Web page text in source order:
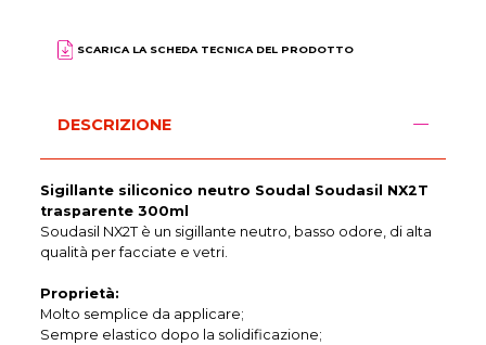
SCARICA LA SCHEDA TECNICA DEL PRODOTTO
DESCRIZIONE
Sigillante siliconico neutro Soudal Soudasil NX2T
trasparente 300ml
Soudasil NX2T è un sigillante neutro, basso odore, di alta
qualità per facciate e vetri.
Proprietà:
Molto semplice da applicare;
Sempre elastico dopo la solidificazione;